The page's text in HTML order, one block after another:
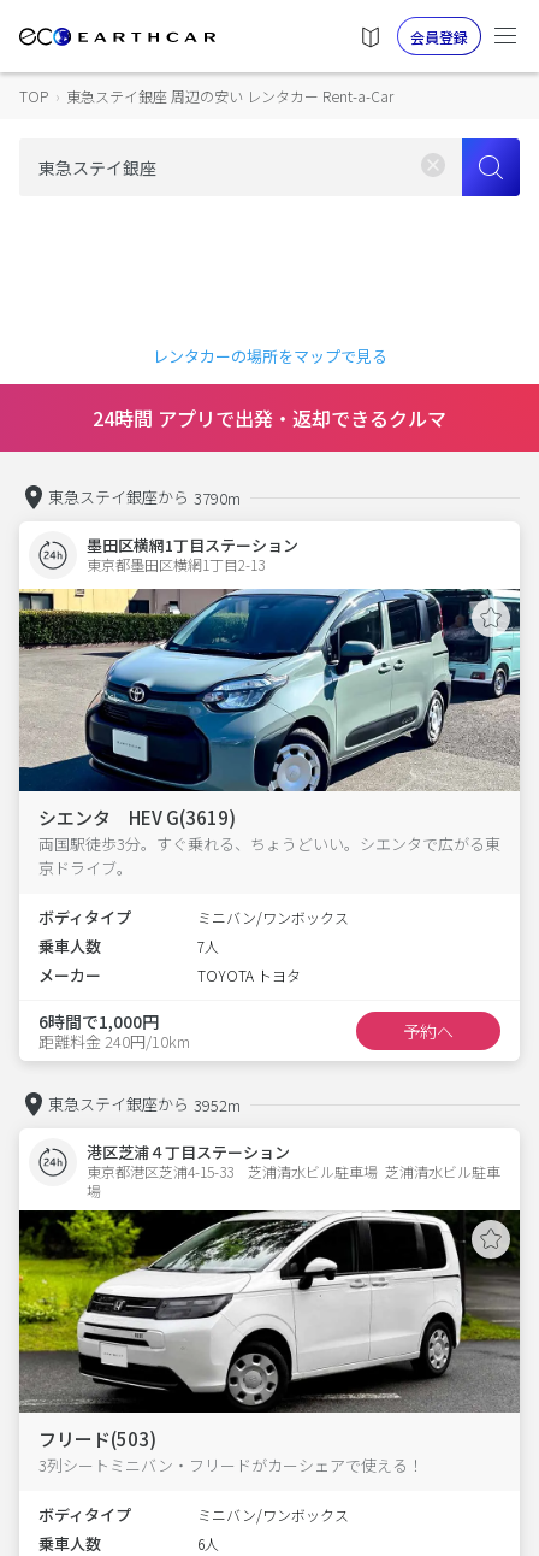
会員登録
TOP › 東急ステイ銀座 周辺の安い レンタカー Rent-a-Car
レンタカーの場所をマップで見る
24時間 アプリで出発・返却できるクルマ
東急ステイ銀座から 3790m
墨田区横網1丁目ステーション
東京都墨田区横網1丁目2-13
シエンタ HEV G(3619)
両国駅徒歩3分。すぐ乗れる、ちょうどいい。シエンタで広がる東
京ドライブ。
ボディタイプ ミニバン/ワンボックス
乗車人数 7人
メーカー TOYOTA トヨタ
6時間で1,000円
距離料金 240円/10km 予約へ
東急ステイ銀座から 3952m
港区芝浦４丁目ステーション
東京都港区芝浦4-15-33　芝浦清水ビル駐車場  芝浦清水ビル駐車
場
フリード(503)
3列シートミニバン・フリードがカーシェアで使える！
ボディタイプ ミニバン/ワンボックス
乗車人数 6人